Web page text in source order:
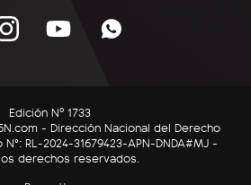
Edición Nº 1733
- Dirección Nacional del Derecho
RL-2024-31679423-APN-DNDA#MJ -
derechos reservados.